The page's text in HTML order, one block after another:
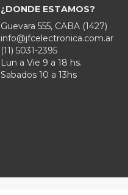
¿DONDE ESTAMOS?
Guevara 555, CABA (1427)
info@jfcelectronica.com.ar
(11) 5031-2395
Lun a Vie 9 a 18 hs.
Sabados 10 a 13hs